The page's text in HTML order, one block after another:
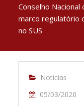
Conselho
marco regulatório
no SUS
Notícias
05/03/2020